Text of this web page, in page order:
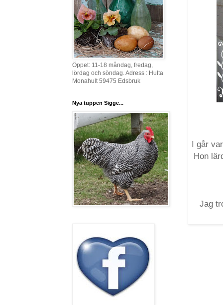
I går
Hon
Jag
Öppet: 11-18 måndag, fredag,
lördag och söndag. Adress : Hulta
Monahult 59475 Edsbruk
Nya tuppen Sigge...